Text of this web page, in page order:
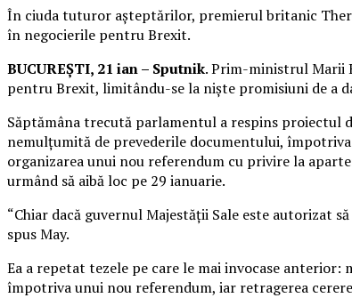
În ciuda tuturor așteptărilor, premierul britanic
în negocierile pentru Brexit.
BUCUREȘTI, 21 ian – Sputnik. Prim-ministrul Marii
pentru Brexit, limitându-se la niște promisiuni de a
Săptămâna trecută parlamentul a respins proiectul
nemulțumită de prevederile documentului,
organizarea unui nou referendum cu privire la
urmând să aibă loc pe 29 ianuarie.
“Chiar dacă guvernul Majestății Sale este autorizat
spus May.
Ea a repetat tezele pe care le mai invocase
împotriva unui nou referendum, iar retragerea